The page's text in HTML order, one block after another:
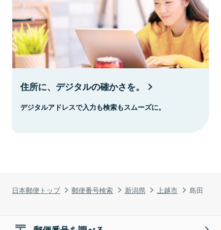
日本郵便トップ 郵便番号検索 新潟県 上越市 島田
住所に、デジタルの確かさを。
デジタルアドレスで入力も検索もスムーズに。